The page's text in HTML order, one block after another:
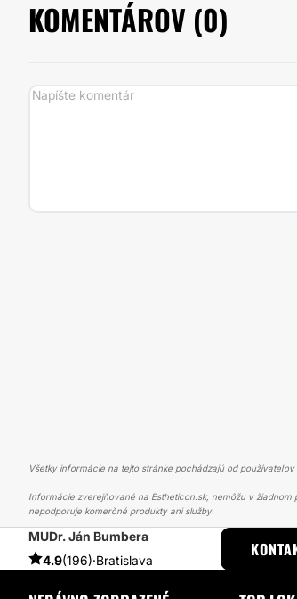
KOMENTÁROV (0)
Všetky informácie na tejto stránke pochádzajú od
Informácie zverejňované na Estheticon.sk, nemôžu v
nepodporuje komerčné produkty ani služby.
MUDr. Ján Bumbera
4.9(196)·Bratislava
ESTHETICON PRÍBEHY PRÍBEHY TÝKAJÚCE